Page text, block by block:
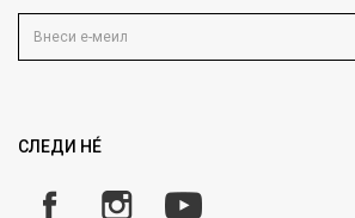
Кариера
Како да купите
Замена и рефундација на производи
СЛЕДИ НÉ